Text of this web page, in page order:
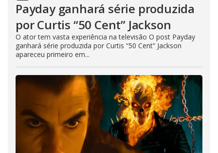
Payday ganhará série produzida
por Curtis “50 Cent” Jackson
O ator tem vasta experiência na televisão O post Payday
ganhará série produzida por Curtis “50 Cent” Jackson
apareceu primeiro em...